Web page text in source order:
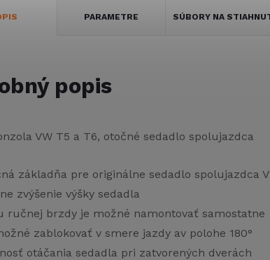
PARAMETRE SÚBORY NA
popis
VW T5 a T6, otočné sedadlo spolujazdca
základňa pre originálne sedadlo spolujazdca
zvýšenie výšky sedadla
ručnej brzdy je možné namontovať samostatne
zablokovať v smere jazdy av polohe 180°
otáčania sedadla pri zatvorených dverách